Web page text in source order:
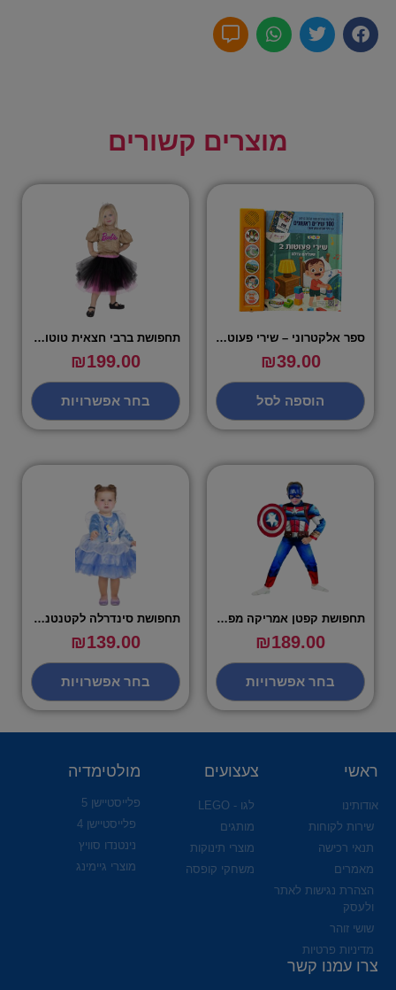
מוצרים קשורים
ספר אלקטרוני – שירי פעוטות 2
₪39.00
הוספה לסל
תחפושת ברבי חצאית טוטו ורוד זהב – שושי זוהר
₪199.00
בחר אפשרויות
תחפושת קפטן אמריקה מפואר – שושי זוהר
₪189.00
בחר אפשרויות
תחפושת סינדרלה לקטנטנים – שושי זוהר
₪139.00
בחר אפשרויות
ראשי
אודותינו
שירות לקוחות
תנאי רכישה
מאמרים
הצהרת נגישות לאתר
ולעסק
שושי זוהר
מדיניות פרטיות
צעצועים
לגו - LEGO
מותגים
מוצרי תינוקות
משחקי קופסה
מולטימדיה
פלייסטיישן 5
פלייסטיישן 4
נינטנדו סוויץ
מוצרי גיימינג
צרו עמנו קשר